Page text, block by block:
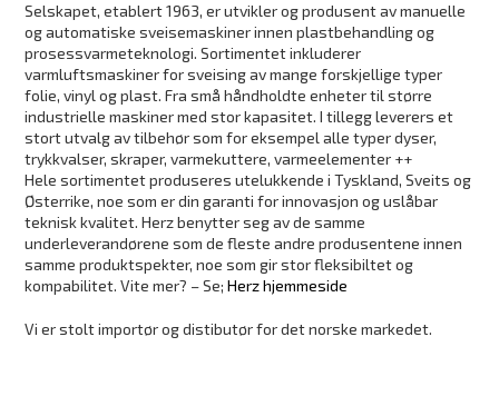
Selskapet, etablert 1963, er utvikler og produsent av manuelle
og automatiske sveisemaskiner innen plastbehandling og
prosessvarmeteknologi. Sortimentet inkluderer
varmluftsmaskiner for sveising av mange forskjellige typer
folie, vinyl og plast. Fra små håndholdte enheter til større
industrielle maskiner med stor kapasitet. I tillegg leverers et
stort utvalg av tilbehør som for eksempel alle typer dyser,
trykkvalser, skraper, varmekuttere, varmeelementer ++
Hele sortimentet produseres utelukkende i Tyskland, Sveits og
Østerrike, noe som er din garanti for innovasjon og uslåbar
teknisk kvalitet. Herz benytter seg av de samme
underleverandørene som de fleste andre produsentene innen
samme produktspekter, noe som gir stor fleksibiltet og
kompabilitet. Vite mer? – Se;Herz hjemmeside
Vi er stolt importør og distibutør for det norske markedet.